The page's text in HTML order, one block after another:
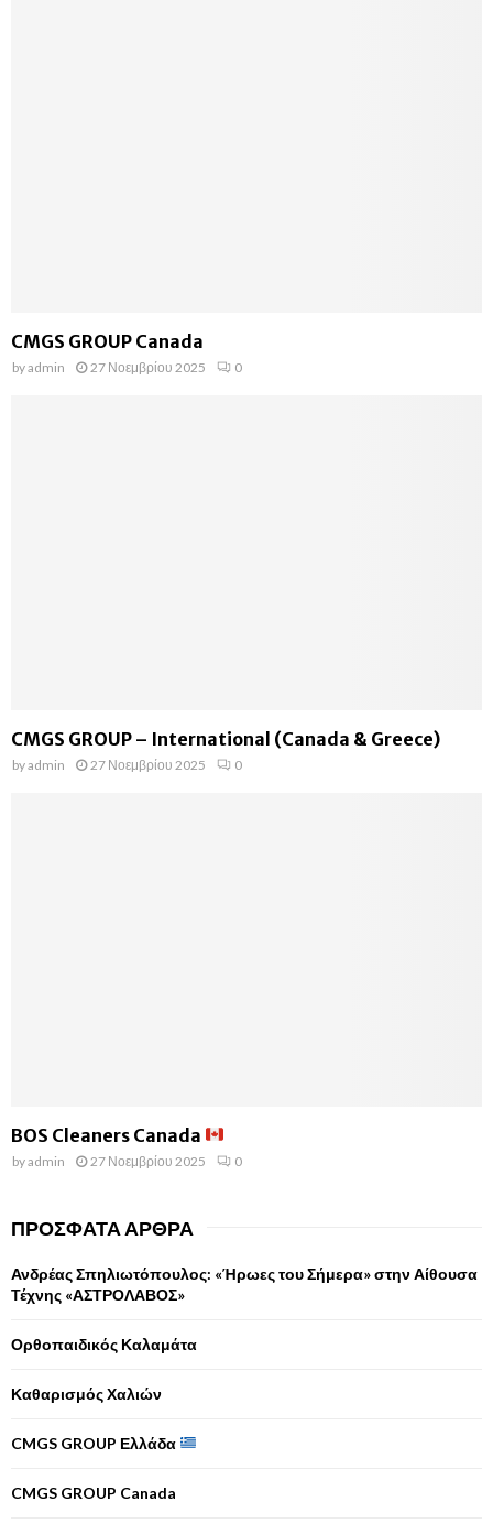
CMGS GROUP Canada
byadmin 27 Νοεμβρίου 2025 0
CMGS GROUP – International (Canada & Greece)
byadmin 27 Νοεμβρίου 2025 0
BOS Cleaners Canada
byadmin 27 Νοεμβρίου 2025 0
ΠΡΌΣΦΑΤΑ ΆΡΘΡΑ
Ανδρέας Σπηλιωτόπουλος: «Ήρωες του Σήμερα» στην Αίθουσα
Τέχνης «ΑΣΤΡΟΛΑΒΟΣ»
Ορθοπαιδικός Καλαμάτα
Καθαρισμός Χαλιών
CMGS GROUP Ελλάδα
CMGS GROUP Canada